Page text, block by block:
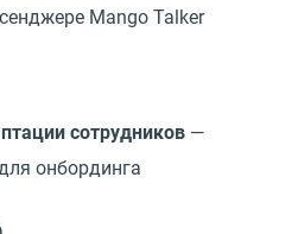
Mango Talker
сотрудников —
онбординга